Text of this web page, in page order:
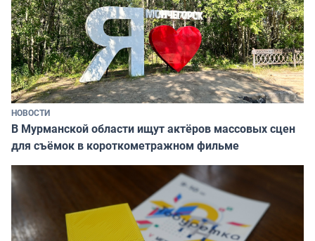
НОВОСТИ
В Мурманской области ищут актёров массовых сцен
для съёмок в короткометражном фильме